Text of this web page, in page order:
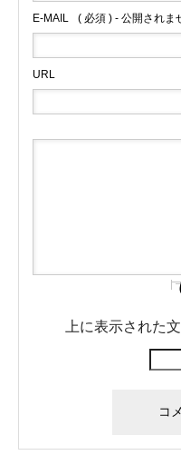
事業内容
車両紹介
E-MAIL ( 必須 ) - 公開されま
URL
上に表示された